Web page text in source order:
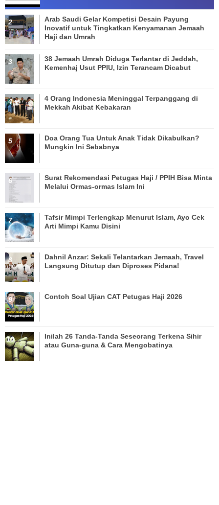
Arab Saudi Gelar Kompetisi Desain Payung
Inovatif untuk Tingkatkan Kenyamanan Jemaah
Haji dan Umrah
38 Jemaah Umrah Diduga Terlantar di Jeddah,
Kemenhaj Usut PPIU, Izin Terancam Dicabut
4 Orang Indonesia Meninggal Terpanggang di
Mekkah Akibat Kebakaran
Doa Orang Tua Untuk Anak Tidak Dikabulkan?
Mungkin Ini Sebabnya
Surat Rekomendasi Petugas Haji / PPIH Bisa Minta
Melalui Ormas-ormas Islam Ini
Tafsir Mimpi Terlengkap Menurut Islam, Ayo Cek
Arti Mimpi Kamu Disini
Dahnil Anzar: Sekali Telantarkan Jemaah, Travel
Langsung Ditutup dan Diproses Pidana!
Contoh Soal Ujian CAT Petugas Haji 2026
Inilah 26 Tanda-Tanda Seseorang Terkena Sihir
atau Guna-guna & Cara Mengobatinya